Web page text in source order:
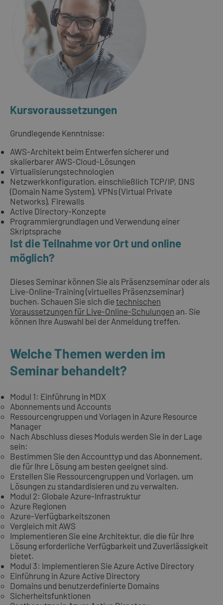
Kursvoraussetzungen
Grundlegende Kenntnisse:
AWS-Architekt beim Entwerfen sicherer und
skalierbarer AWS-Cloud-Lösungen
Virtualisierungstechnologien
Netzwerkkonfiguration, einschließlich TCP/IP, DNS
(Domain Name System), VPNs (Virtual Private
Networks), Firewalls
Active Directory-Konzepte
Programmiergrundlagen und Verwendung einer
Skriptsprache
Ist die Teilnahme vor Ort und online
möglich?
Dieses Seminar können Sie als Präsenzseminar oder als
Live-Online-Training (virtuelles Präsenzseminar)
buchen. Schauen Sie sich die technischen
Voraussetzungen für Live-Online-Schulungen an. Sie
können Ihre Auswahl bei der Anmeldung treffen.
Welche Themen werden im
Seminar behandelt?
Modul 1: Einführung in MDX
Abonnements und Accounts
Ressourcengruppen und Vorlagen in Azure Resource
Manager
Nach Abschluss dieses Moduls werden Sie in der Lage
sein:
Bestimmen Sie den Accounttyp und das Abonnement,
die für Ihre Lösung am besten geeignet sind.
Erstellen Sie Ressourcengruppen und Vorlagen, um
Lösungen zu standardisieren und zu verwalten.
Modul 2: Globale Azure-Infrastruktur
Azure Regionen
Azure-Verfügbarkeitszonen
Vergleich mit AWS
Implementieren Sie eine Architektur, die die für Ihre
Lösung erforderliche Verfügbarkeit und Zuverlässigkeit
bietet.
Modul 3: Implementieren Sie Azure Active Directory
Einführung in Azure Active Directory
Domains und benutzerdefinierte Domains
Sicherheitsfunktionen